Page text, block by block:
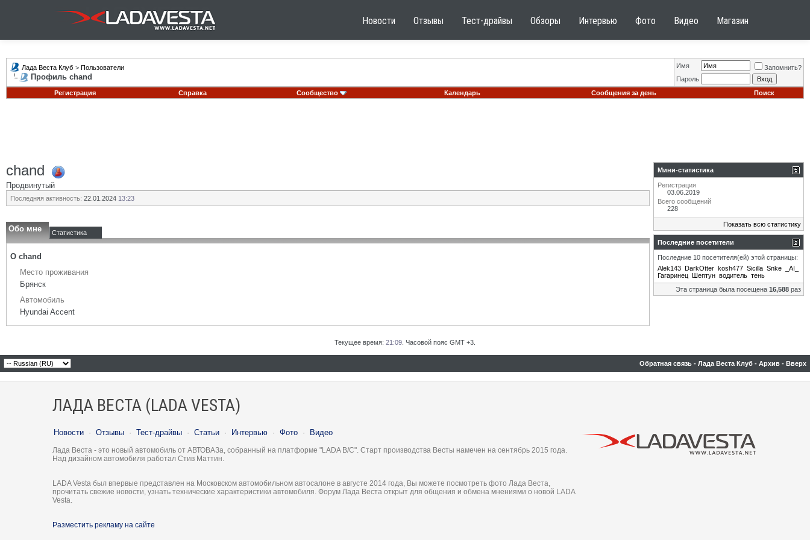
Новости Отзывы Тест-драйвы Обзоры Интервью Фото Видео Магазин
Лада Веста Клуб > Пользователи
Профиль chand
Имя
Запомнить?
Пароль
Регистрация
Справка Сообщество Календарь Сообщения за день Поиск
chand
Продвинутый
Последняя активность: 22.01.2024 13:23
Обо мне Статистика
О chand
Место проживания
Брянск
Автомобиль
Hyundai Accent
Мини-статистика
Регистрация
03.06.2019
Всего сообщений
228
Показать всю статистику
Последние посетители
Последние 10 посетителя(ей) этой страницы:
Alek143 DarkOtter kosh477 Sicilla Snke
_AI_
Гагаринец Шептун водитель тень
Эта страница была посещена 16,588 раз
Текущее время: 21:09 . Часовой пояс GMT +3.
Обратная связь - Лада Веста Клуб - Архив - Вверх
ЛАДА ВЕСТА (LADA VESTA)
Новости · Отзывы · Тест-драйвы · Статьи · Интервью · Фото · Видео
Лада Веста - это новый автомобиль от АВТОВАЗа, собранный на платформе "LADA B/C". Старт производства Весты намечен на сентябрь 2015 года.
Над дизайном автомобиля работал Стив Маттин.
LADA Vesta был впервые представлен на Московском автомобильном автосалоне в августе 2014 года, Вы можете посмотреть фото Лада Веста,
прочитать свежие новости, узнать технические характеристики автомобиля. Форум Лада Веста открыт для общения и обмена мнениями о новой LADA
Vesta.
Разместить рекламу на сайте